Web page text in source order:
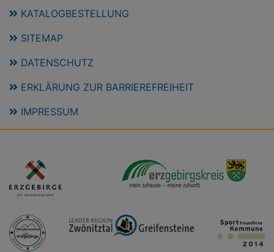
KATALOGBESTELLUNG
SITEMAP
DATENSCHUTZ
ERKLÄRUNG ZUR BARRIEREFREIHEIT
IMPRESSUM